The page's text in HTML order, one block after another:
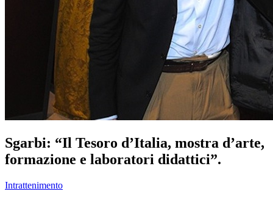
Sgarbi: “Il Tesoro d’Italia, mostra d’arte,
formazione e laboratori didattici”.
Intrattenimento